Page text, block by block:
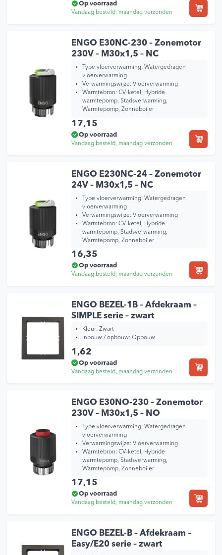
Op voorraad
Vandaag besteld, maandag verzonden
ENGO E30NC-230 – Zonemotor
230V – M30x1,5 – NC
Type vloerverwarming: Watergedragen
vloerverwarming
Verwarmingswijze: Vloerverwarming
Warmtebron: CV-ketel, Hybride
warmtepomp, Stadsverwarming,
Warmtepomp, Zonneboiler
17,15
Op voorraad
Vandaag besteld, maandag verzonden
ENGO E230NC-24 – Zonemotor
24V – M30x1,5 – NC
Type vloerverwarming: Watergedragen
vloerverwarming
Verwarmingswijze: Vloerverwarming
Warmtebron: CV-ketel, Hybride
warmtepomp, Stadsverwarming,
Warmtepomp, Zonneboiler
16,35
Op voorraad
Vandaag besteld, maandag verzonden
ENGO BEZEL-1B – Afdekraam –
SIMPLE serie – zwart
Kleur: Zwart
Inbouw / opbouw: Opbouw
1,62
Op voorraad
Vandaag besteld, maandag verzonden
ENGO E30NO-230 – Zonemotor
230V – M30x1,5 – NO
Type vloerverwarming: Watergedragen
vloerverwarming
Verwarmingswijze: Vloerverwarming
Warmtebron: CV-ketel, Hybride
warmtepomp, Stadsverwarming,
Warmtepomp, Zonneboiler
17,15
Op voorraad
Vandaag besteld, maandag verzonden
ENGO BEZEL-B – Afdekraam –
Easy/E20 serie – zwart